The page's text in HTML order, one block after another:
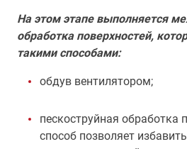
На этом этапе выполняется
обработка поверхностей,
такими способами:
обдув вентилятором;
пескоструйная обработка
способ позволяет